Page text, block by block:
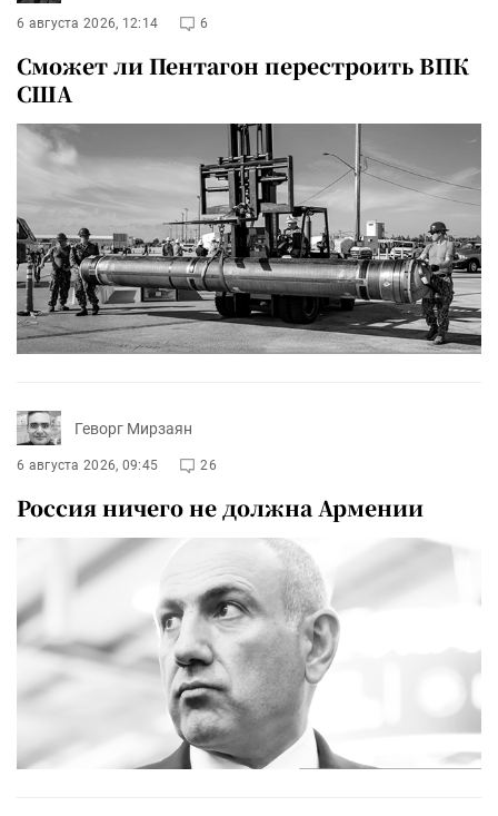
6 августа 2026, 12:14 6
Сможет ли Пентагон перестроить ВПК
США
Геворг Мирзаян
6 августа 2026, 09:45 26
Россия ничего не должна Армении